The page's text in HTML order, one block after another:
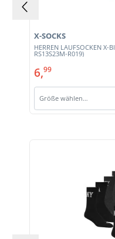
HERREN LAUFSOCKEN X-
RS13S23M-R019)
X-SOCKS
6,99
Größe wählen…